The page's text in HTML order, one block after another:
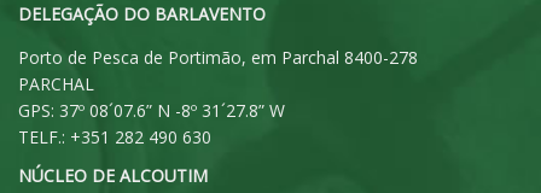
DELEGAÇÃO DO BARLAVENTO
Porto de Pesca de Portimão, em Parchal 8400-278
PARCHAL
GPS: 37º 08´07.6” N -8º 31´27.8” W
TELF.: +351 282 490 630
NÚCLEO DE ALCOUTIM